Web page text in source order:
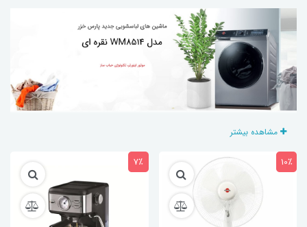
مشاهده بیشتر
10٪ 7٪